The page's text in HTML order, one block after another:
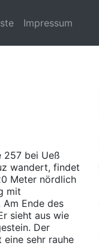
Impressum
257 bei Ueß
wandert, findet
Meter nördlich
mit
Ende des
sieht aus wie
Der
sehr rauhe